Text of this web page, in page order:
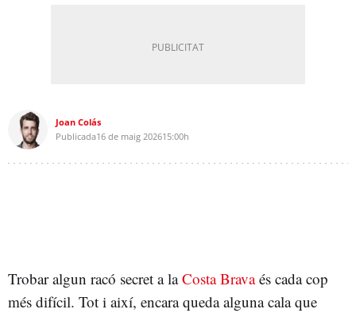
Joan Colás
Publicada16 de maig 202615:00h
Trobar algun racó secret a laCosta Brava és cada cop
més difícil. Tot i així, encara queda alguna cala que